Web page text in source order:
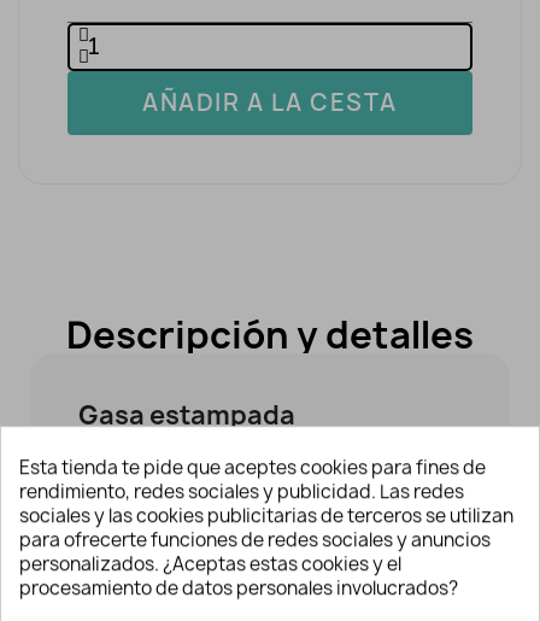
AÑADIR A LA CESTA
Descripción y detalles
Gasa estampada
Gasa estampada Grey
para dar estilo a
tus diseños. Un estampado floral en
tonos grises y negros sobre un fondo
blanco roto. Muy buena caída. Indicado
para la confección de prendas para
adultos. Podrás crear camisas, vestidos
Esta tienda te pide que aceptes cookies para fines de
rendimiento, redes sociales y publicidad. Las redes
sociales y las cookies publicitarias de terceros se utilizan
para ofrecerte funciones de redes sociales y anuncios
personalizados. ¿Aceptas estas cookies y el
procesamiento de datos personales involucrados?